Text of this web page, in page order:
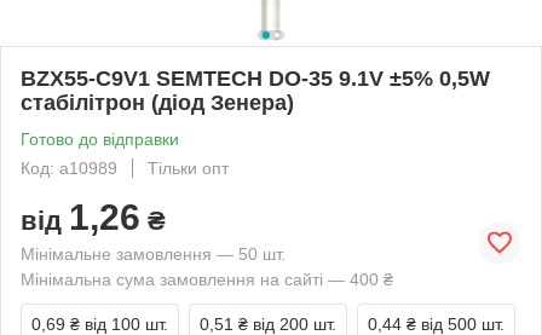
BZX55-C9V1 SEMTECH DO-35 9.1V ±5% 0,5W
стабілітрон (діод Зенера)
Готово до відправки
Код: a10989
Тільки опт
від 1,26 ₴
Мінімальне замовлення — 50 шт.
Мінімальна сума замовлення на сайті — 400 ₴
0,69 ₴ від 100 шт. 0,51 ₴ від 200 шт. 0,44 ₴ від 500 шт.